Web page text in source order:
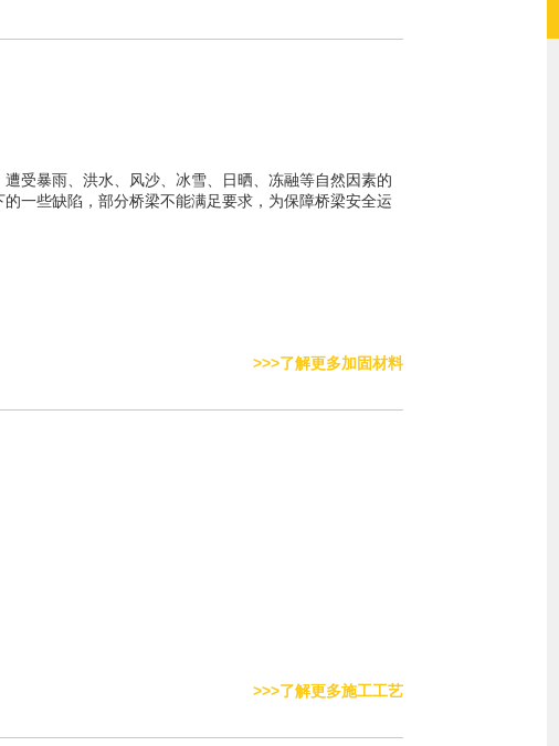
受暴雨、洪水、风沙、冰雪、日晒、冻融等自然因素的
一些缺陷，部分桥梁不能满足要求，为保障桥梁安全运
>>>了解更多加固材料
>>>了解更多施工工艺